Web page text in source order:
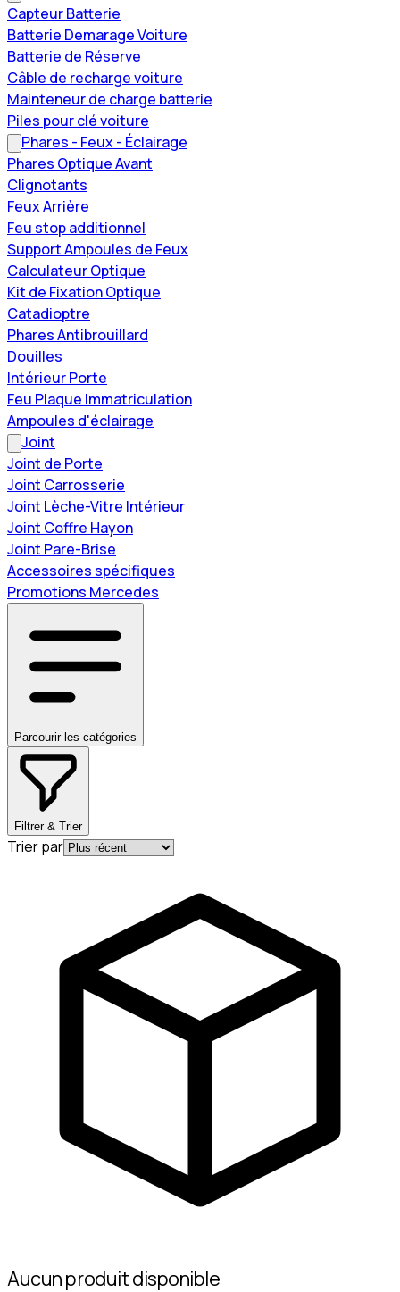
Capteur Batterie
Batterie Demarage Voiture
Batterie de Réserve
Câble de recharge voiture
Mainteneur de charge batterie
Piles pour clé voiture
Phares - Feux - Éclairage
Phares Optique Avant
Clignotants
Feux Arrière
Feu stop additionnel
Support Ampoules de Feux
Calculateur Optique
Kit de Fixation Optique
Catadioptre
Phares Antibrouillard
Douilles
Intérieur Porte
Feu Plaque Immatriculation
Ampoules d'éclairage
Joint
Joint de Porte
Joint Carrosserie
Joint Lèche-Vitre Intérieur
Joint Coffre Hayon
Joint Pare-Brise
Accessoires spécifiques
Promotions Mercedes
Parcourir les catégories
Filtrer & Trier
Trier par
Aucun produit disponible